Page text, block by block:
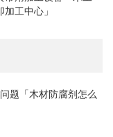
工中心」
题「木材防腐剂怎么